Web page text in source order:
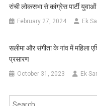
रांची लोकसभा से कांग्रेस पार्टी
February 27, 2024 Ek
सलीमा और संगीता के गांव में महिला
प्रसारण
October 31, 2023 Ek